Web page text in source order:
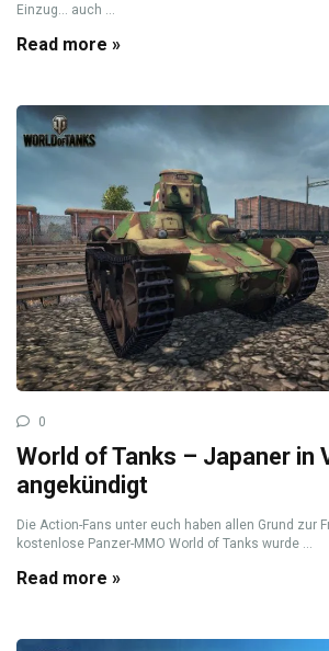
Einzug… auch ...
Read more »
0
World of Tanks – Japaner in
angekündigt
Die Action-Fans unter euch haben allen Grund zur
kostenlose Panzer-MMO World of Tanks wurde ...
Read more »